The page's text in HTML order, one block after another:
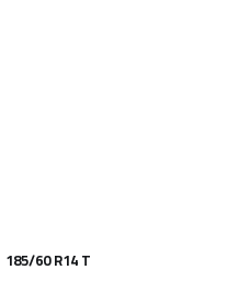
185/60 R14 T